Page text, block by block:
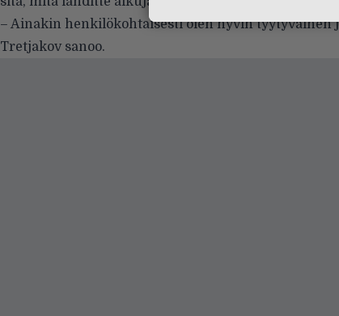
– Ainakin henkilökohtaisesti olen hyvin tyytyväinen
Tretjakov sanoo.